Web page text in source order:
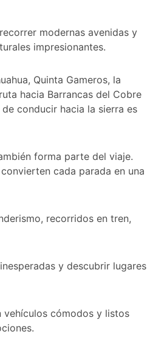
modernas avenidas y
impresionantes.
Quinta Gameros, la
hacia Barrancas del Cobre
conducir hacia la sierra es
forma parte del viaje.
cada parada en una
recorridos en tren,
y descubrir lugares
vehículos cómodos y listos